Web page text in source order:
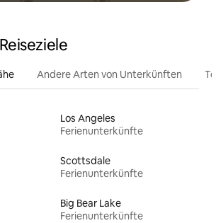
Andere Arten von Unterkünften
Los Angeles
Ferienunterkünfte
Scottsdale
Ferienunterkünfte
Big Bear Lake
Ferienunterkünfte